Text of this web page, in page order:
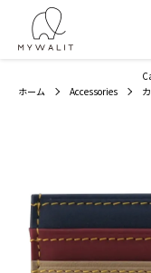
ホーム Accessories